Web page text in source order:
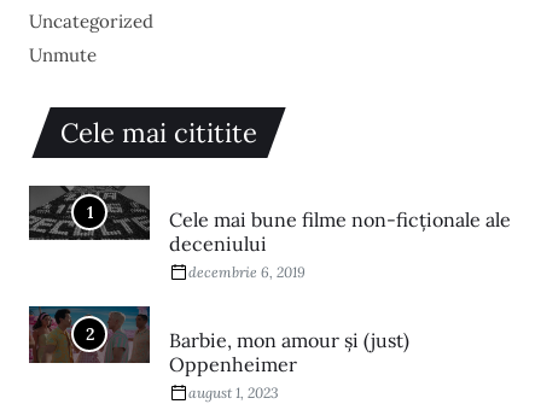
Uncategorized
Unmute
Cele mai cititite
1
Cele mai bune filme non-ficționale ale
deceniului
decembrie 6, 2019
2
Barbie, mon amour și (just)
Oppenheimer
august 1, 2023